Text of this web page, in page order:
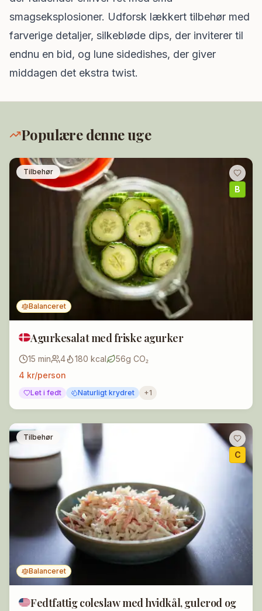
Under 500 kcal
Proteinrige
Vegetariske
Klimavenlige
Madplan
INFO
smagseksplosioner. Udforsk lækkert tilbehør med
farverige detaljer, silkebløde dips, der inviterer til
endnu en bid, og lune sidedishes, der giver
middagen det ekstra twist.
Populære denne uge
Balanceret
Tilbehør
B
Agurkesalat med friske agurker
15 min 4 180 kcal 56g CO₂
4 kr/person
Let i fedt Naturligt krydret +1
Balanceret
Tilbehør
C
Fedtfattig coleslaw med hvidkål, gulerod og